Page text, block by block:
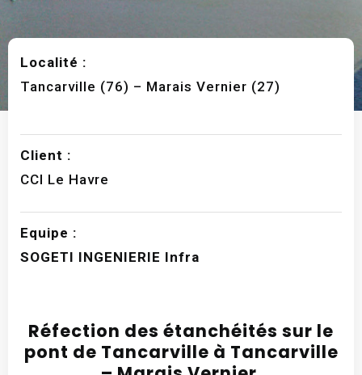
Localité :
Tancarville (76) – Marais Vernier (27)
Client :
CCI Le Havre
Equipe :
SOGETI INGENIERIE Infra
Réfection des étanchéités sur le
pont de Tancarville à Tancarville